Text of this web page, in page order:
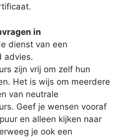
in
dienst van een
advies.
zijn vrij om zelf hun
Het is wijs om meerdere
van neutrale
Geef je wensen vooraf
en alleen kijken naar
je ook een